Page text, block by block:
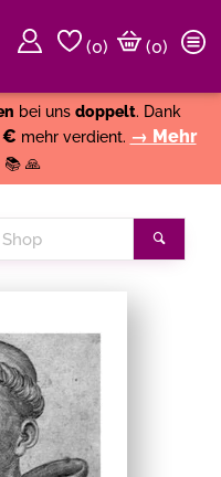
(0)
(0)
bei uns doppelt. Dank
€ mehr verdient. → Mehr
📚 🙏